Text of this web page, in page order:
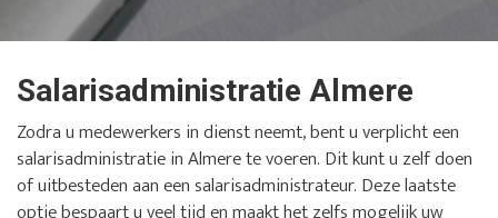
Salarisadministratie Almere
Zodra u medewerkers in dienst neemt, bent u verplicht een
salarisadministratie in Almere te voeren. Dit kunt u zelf doen
of uitbesteden aan een salarisadministrateur. Deze laatste